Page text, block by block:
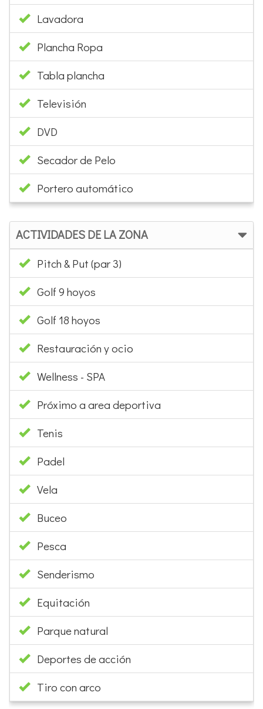
Lavadora
Plancha Ropa
Tabla plancha
Televisión
DVD
Secador de Pelo
Portero automático
ACTIVIDADES DE LA ZONA
Pitch & Put (par 3)
Golf 9 hoyos
Golf 18 hoyos
Restauración y ocio
Wellness - SPA
Próximo a area deportiva
Tenis
Padel
Vela
Buceo
Pesca
Senderismo
Equitación
Parque natural
Deportes de acción
Tiro con arco